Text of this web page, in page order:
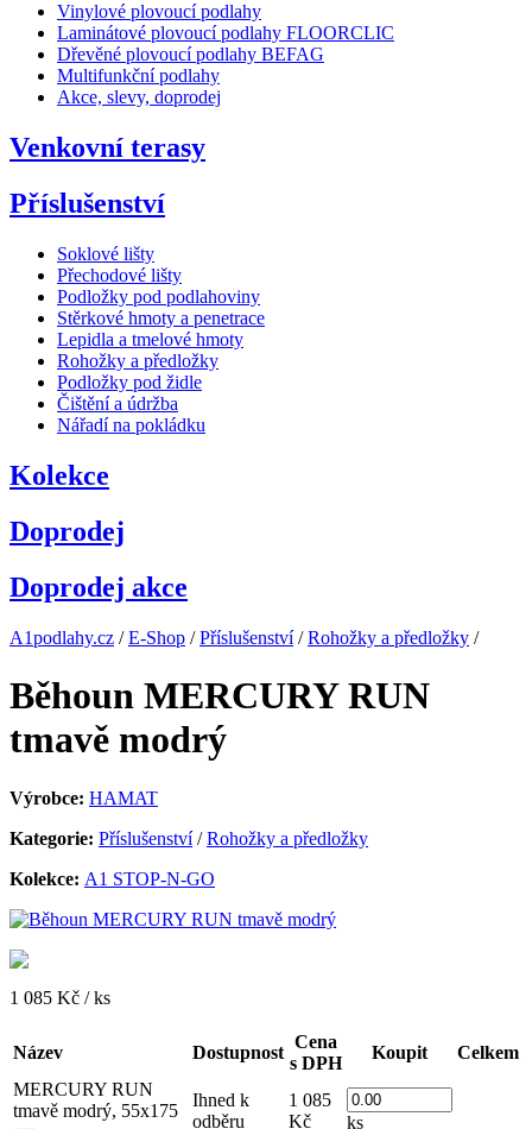
Vinylové plovoucí podlahy
Laminátové plovoucí podlahy FLOORCLIC
Dřevěné plovoucí podlahy BEFAG
Multifunkční podlahy
Akce, slevy, doprodej
Venkovní terasy
Příslušenství
Soklové lišty
Přechodové lišty
Podložky pod podlahoviny
Stěrkové hmoty a penetrace
Lepidla a tmelové hmoty
Rohožky a předložky
Podložky pod židle
Čištění a údržba
Nářadí na pokládku
Kolekce
Doprodej
Doprodej akce
A1podlahy.cz /E-Shop /Příslušenství/Rohožky a předložky /
Běhoun MERCURY RUN
tmavě modrý
Výrobce: HAMAT
Kategorie: Příslušenství/Rohožky a předložky
Kolekce: A1 STOP-N-GO
1 085 Kč / ks
Název Dostupnost
Cena
s DPH
Koupit
Celkem
MERCURY RUN
tmavě modrý, 55x175
Ihned k
odběru
1 085
Kč
ks